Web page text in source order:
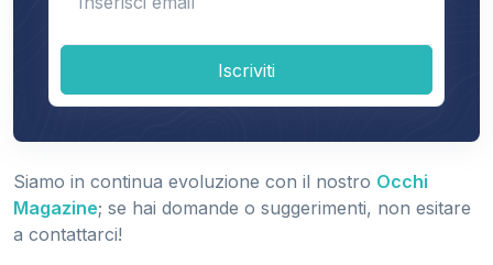
Iscriviti
Siamo in continua evoluzione con il nostro Occhi
Magazine; se hai domande o suggerimenti, non esitare
a contattarci!